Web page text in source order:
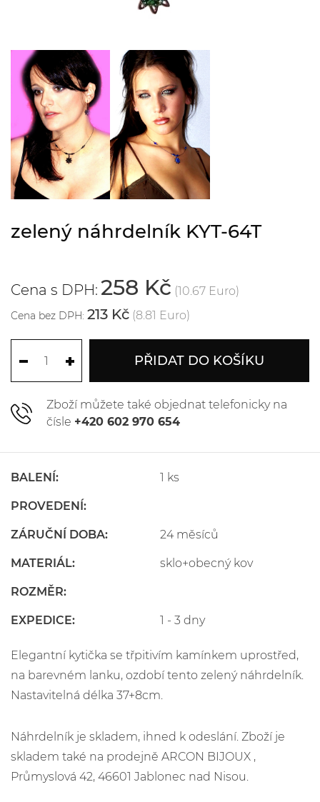
zelený náhrdelník KYT-64T
Cena s DPH: 258 Kč (10.67 Euro)
Cena bez DPH: 213 Kč (8.81 Euro)
PŘIDAT DO KOŠÍKU
Zboží můžete také objednat telefonicky na
čísle +420 602 970 654
BALENÍ: 1 ks
PROVEDENÍ:
ZÁRUČNÍ DOBA: 24 měsíců
MATERIÁL: sklo+obecný kov
ROZMĚR:
EXPEDICE: 1 - 3 dny
Elegantní kytička se třpitivím kamínkem uprostřed,
na barevném lanku, ozdobí tento zelený náhrdelník.
Nastavitelná délka 37+8cm.
Náhrdelník je skladem, ihned k odeslání. Zboží je
skladem také na prodejně ARCON BIJOUX ,
Průmyslová 42, 46601 Jablonec nad Nisou.